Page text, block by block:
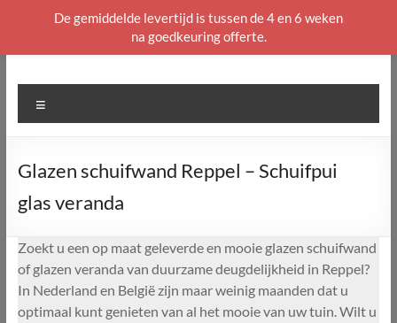
naar
Glazen schuifwand Reppel – Schuifpui
glas veranda
Zoekt u een op maat geleverde en mooie glazen schuifwand
of glazen veranda van duurzame deugdelijkheid in Reppel?
In Nederland en België zijn maar weinig maanden dat u
optimaal kunt genieten van al het mooie van uw tuin. Wilt u
De gemiddelde levertijd is tussen de 4 en 6 weken
na goedkeuring offerte.